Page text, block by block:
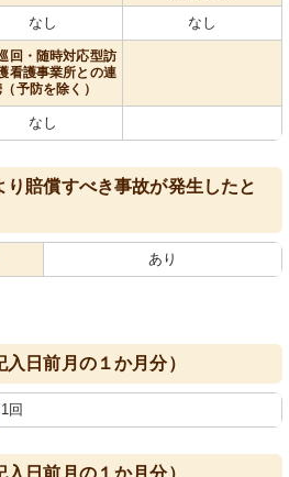
なし なし
回・随時対応型訪
看護事業所との連
予防を除く）
なし
賠償すべき事故が発生したと
あり
日前月の１か月分）
1回
日前月の１か月分）